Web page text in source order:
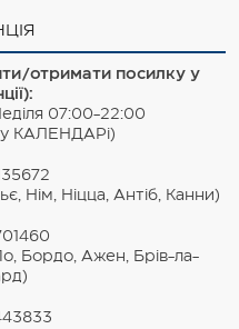
отримати посилку у
07:00-22:00
у КАЛЕНДАРі)
Нім, Ніцца, Антіб, Канни)
Бордо, Ажен, Брів-ла-